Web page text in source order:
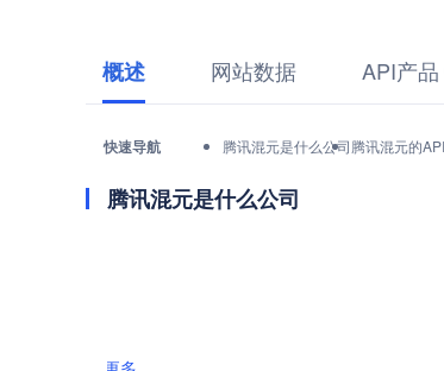
概述 网站数据 API产品
快速导航 腾讯混元是什么公司腾讯混元的
腾讯混元是什么公司